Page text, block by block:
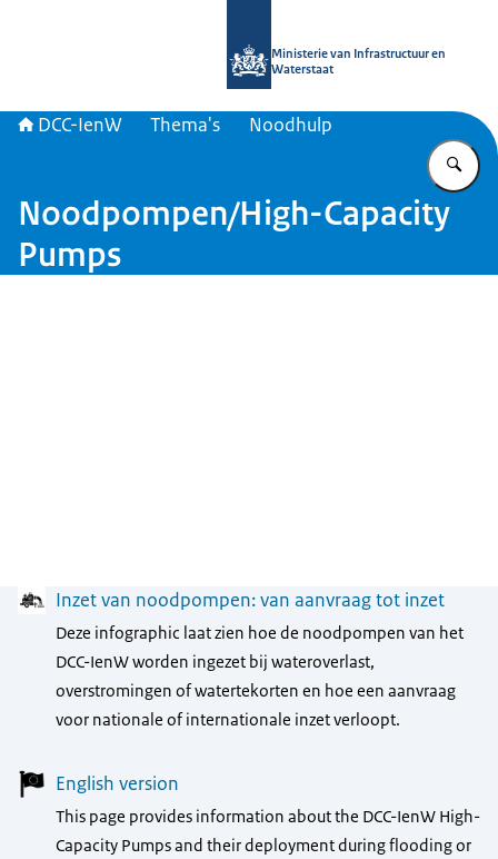
Ministerie van Infrastructuur en
Waterstaat
DCC-IenW Thema's Noodhulp
Noodpompen/High-Capacity
Pumps
MenuInzet van noodpompen: van aanvraag tot inzet
Deze infographic laat zien hoe de noodpompen van het
DCC-IenW worden ingezet bij wateroverlast,
overstromingen of watertekorten en hoe een aanvraag
voor nationale of internationale inzet verloopt.
English version
This page provides information about the DCC-IenW High-
Capacity Pumps and their deployment during flooding or